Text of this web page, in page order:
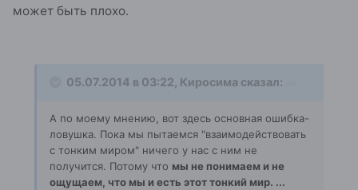
может быть плохо.
05.07.2014 в 03:22, Киросима сказал:
А по моему мнению, вот здесь основная ошибка-
ловушка. Пока мы пытаемся "взаимодействовать
с тонким миром" ничего у нас с ним не
получится. Потому что мы не понимаем и не
ощущаем, что мы и есть этот тонкий мир. ...